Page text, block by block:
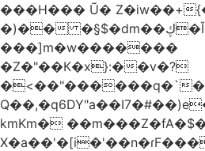
���H��� Ũ� Z�iw��+
�)�� �§$�dm��ڮ�Ĭ�mT�t��
���]m�w�������
�Z�"��К�x}:��v�?
�<��"������q�`
kmKm�